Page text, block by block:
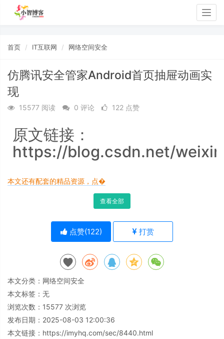
首页 IT互联网 网络空间安全
仿腾讯安全管家Android首页抽屉动画实
现
15577 阅读 0 评论 122 点赞
原文链接：
https://blog.csdn.net/
本文还有配套的精品资源，点�
查看全部
点赞(122) 打赏
本文分类： 网络空间安全
本文标签：无
浏览次数： 15577 次浏览
发布日期：2025-08-03 12:00:36
本文链接： https://imyhq.com/sec/8440.html